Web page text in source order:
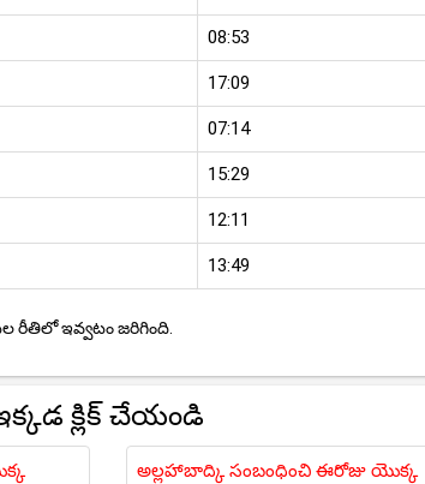
08:53
17:09
07:14
15:29
12:11
13:49
రీతిలో ఇవ్వటం జరిగింది.
క్లిక్ చేయండి
అల్లహాబాద్కి సంబంధించి ఈరోజు యొక్క